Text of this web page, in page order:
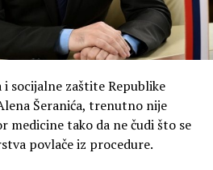
socijalne zaštite Republike
Šeranića, trenutno nije
medicine tako da ne čudi što se
povlače iz procedure.